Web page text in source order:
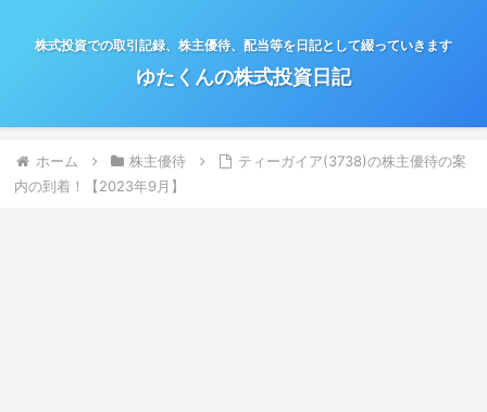
株式投資での取引記録、株主優待、配当等を日記として綴っていきます
ゆたくんの株式投資日記
ホーム 株主優待
ティーガイア(3738)の株主優待の案
内の到着！【2023年9月】